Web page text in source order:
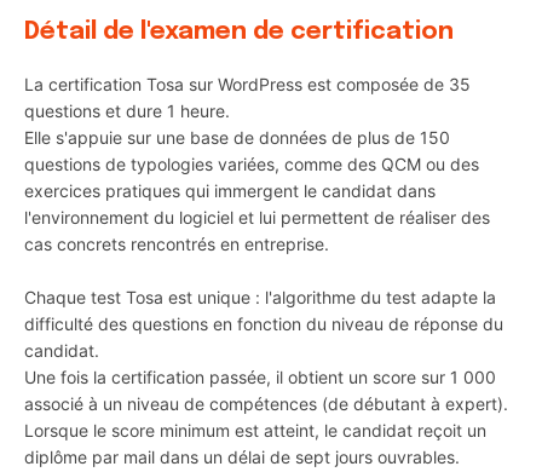
Détail de l'examen de certification
La certification Tosa sur WordPress est composée de 35
questions et dure 1 heure.
Elle s'appuie sur une base de données de plus de 150
questions de typologies variées, comme des QCM ou des
exercices pratiques qui immergent le candidat dans
l'environnement du logiciel et lui permettent de réaliser des
cas concrets rencontrés en entreprise.
Chaque test Tosa est unique : l'algorithme du test adapte la
difficulté des questions en fonction du niveau de réponse du
candidat.
Une fois la certification passée, il obtient un score sur 1 000
associé à un niveau de compétences (de débutant à expert).
Lorsque le score minimum est atteint, le candidat reçoit un
diplôme par mail dans un délai de sept jours ouvrables.